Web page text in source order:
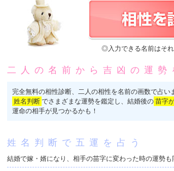
◎入力できる名前はそ
二人の名前から吉凶の運勢
完全無料の相性診断、二人の相性を名前の画数で占い
姓名判断 でさまざまな運勢を鑑定し、結婚後の 苗字
運命の相手が見つかるかも！
姓名判断で五運を占う
結婚で嫁・婿になり、相手の苗字に変わった時の運勢も